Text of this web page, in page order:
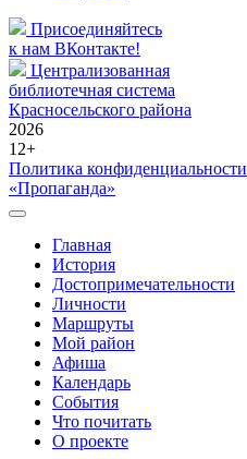
Присоединяйтесь
к нам ВКонтакте!
Централизованная
библиотечная система
Красносельского района
2026
12+
Политика конфиденциальности
«Пропаганда»
Главная
История
Достопримечательности
Личности
Маршруты
Мой район
Афиша
Календарь
События
Что почитать
О проекте